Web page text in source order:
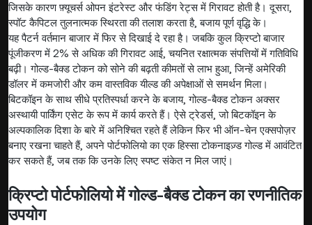
जिसके कारण फ़्यूचर्स ओपन इंटरेस्ट और फंडिंग रेट्स में गिरावट होती है। दूसरा,
स्पॉट कैपिटल तुलनात्मक स्थिरता की तलाश करता है, बजाय पूर्ण वृद्धि के।
यह पैटर्न वर्तमान बाजार में फिर से दिखाई दे रहा है। जबकि कुल क्रिप्टो बाजार
पूंजीकरण में 2% से अधिक की गिरावट आई, चयनित रक्षात्मक संपत्तियों में गतिविधि
बढ़ी। गोल्ड-बैक्ड टोकन को सोने की बढ़ती कीमतों से लाभ हुआ, जिन्हें अमेरिकी
डॉलर में कमजोरी और कम वास्तविक यील्ड की अपेक्षाओं से समर्थन मिला।
बिटकॉइन के साथ सीधे प्रतिस्पर्धा करने के बजाय, गोल्ड-बैक्ड टोकन अक्सर
अस्थायी पार्किंग एसेट के रूप में कार्य करते हैं। ऐसे ट्रेडर्स, जो बिटकॉइन के
अल्पकालिक दिशा के बारे में अनिश्चित रहते हैं लेकिन फिर भी ऑन-चेन एक्सपोज़र
बनाए रखना चाहते हैं, अपने पोर्टफोलियो का एक हिस्सा टोकनाइज़्ड गोल्ड में आवंटित
कर सकते हैं, जब तक कि उनके लिए स्पष्ट संकेत न मिल जाएं।
क्रिप्टो पोर्टफोलियो में गोल्ड-बैक्ड टोकन का रणनीतिक
उपयोग